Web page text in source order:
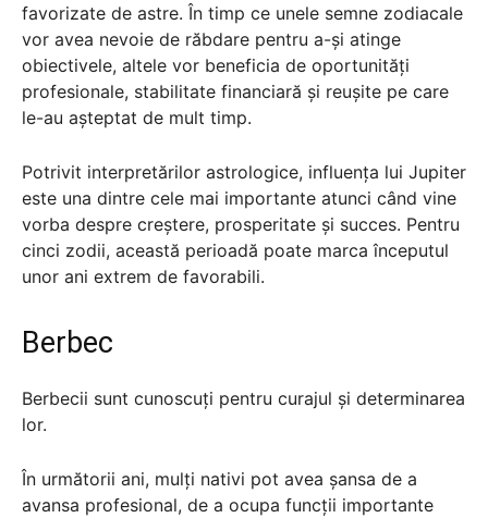
favorizate de astre. În timp ce unele semne zodiacale
vor avea nevoie de răbdare pentru a-și atinge
obiectivele, altele vor beneficia de oportunități
profesionale, stabilitate financiară și reușite pe care
le-au așteptat de mult timp.
Potrivit interpretărilor astrologice, influența lui Jupiter
este una dintre cele mai importante atunci când vine
vorba despre creștere, prosperitate și succes. Pentru
cinci zodii, această perioadă poate marca începutul
unor ani extrem de favorabili.
Berbec
Berbecii sunt cunoscuți pentru curajul și determinarea
lor.
În următorii ani, mulți nativi pot avea șansa de a
avansa profesional, de a ocupa funcții importante